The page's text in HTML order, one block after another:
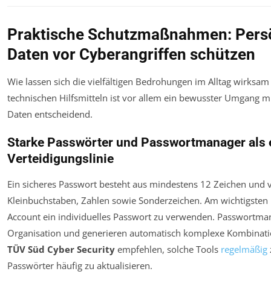
Praktische Schutzmaßnahmen:
Daten vor Cyberangriffen schützen
Wie lassen sich die vielfältigen Bedrohungen im Alltag
technischen Hilfsmitteln ist vor allem ein bewusster Umgang
Daten entscheidend.
Starke Passwörter und Passwortmanager als
Verteidigungslinie
Ein sicheres Passwort besteht aus mindestens 12 Zeichen und
Kleinbuchstaben, Zahlen sowie Sonderzeichen. Am
Account ein individuelles Passwort zu verwenden.
Organisation und generieren automatisch komplexe
TÜV Süd Cyber Security empfehlen, solche Tools regelmäßig
Passwörter häufig zu aktualisieren.